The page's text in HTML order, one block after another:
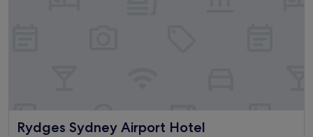
Rydges Sydney Airport Hotel
Rydges Sydney Airport Hotel